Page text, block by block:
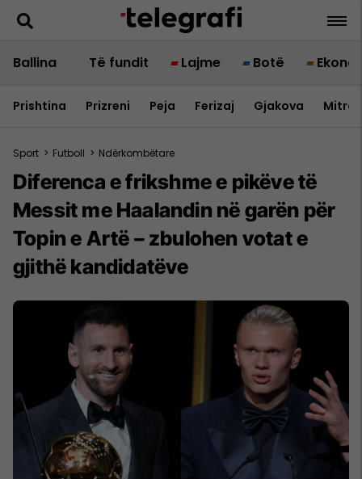
Ballina Të fundit Lajme Botë
Prishtina Prizreni Peja Ferizaj Gjakova
Sport > Futboll > Ndërkombëtare
Diferenca e frikshme e pikëve të
Messit me Haalandin në garën për
Topin e Artë – zbulohen votat e
gjithë kandidatëve